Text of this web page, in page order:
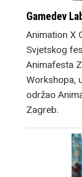
Gamedev
Animation X
Svjetskog
Animafesta
Workshopa,
održao
Zagreb.